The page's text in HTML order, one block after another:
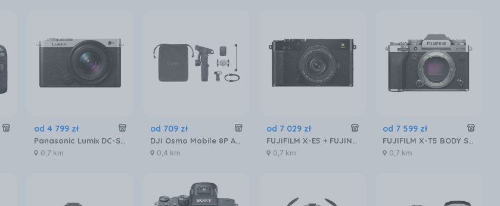
od 4 799 zł
Panasonic Lumix DC-S9 Czarno-srebrny + Obiektyw Lumix S 18-40 mm f/4.5-6.3
0,7 km
od 709 zł
DJI Osmo Mobile 8P Advanced Tracking Combo
0,4 km
od 7 029 zł
FUJIFILM X-E5 + FUJINON XF23mm f/2.8 R WR Czarny
0,7 km
od 7 599 zł
FUJIFILM X-T5 BODY SREBRNY
0,7 km